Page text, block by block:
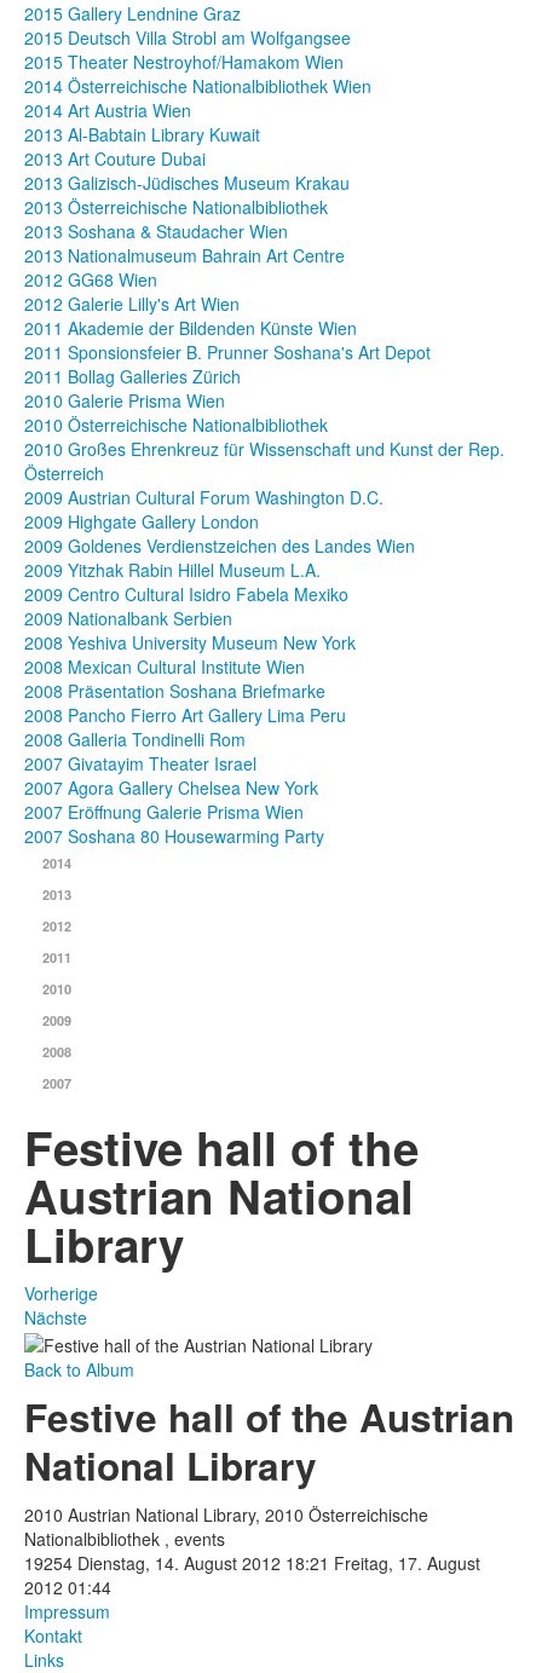
2015 Gallery Lendnine Graz
2015 Deutsch Villa Strobl am Wolfgangsee
2015 Theater Nestroyhof/Hamakom Wien
2014 Österreichische Nationalbibliothek Wien
2014 Art Austria Wien
2013 Al-Babtain Library Kuwait
2013 Art Couture Dubai
2013 Galizisch-Jüdisches Museum Krakau
2013 Österreichische Nationalbibliothek
2013 Soshana & Staudacher Wien
2013 Nationalmuseum Bahrain Art Centre
2012 GG68 Wien
2012 Galerie Lilly's Art Wien
2011 Akademie der Bildenden Künste Wien
2011 Sponsionsfeier B. Prunner Soshana's Art Depot
2011 Bollag Galleries Zürich
2010 Galerie Prisma Wien
2010 Österreichische Nationalbibliothek
2010 Großes Ehrenkreuz für Wissenschaft und Kunst der Rep.
Österreich
2009 Austrian Cultural Forum Washington D.C.
2009 Highgate Gallery London
2009 Goldenes Verdienstzeichen des Landes Wien
2009 Yitzhak Rabin Hillel Museum L.A.
2009 Centro Cultural Isidro Fabela Mexiko
2009 Nationalbank Serbien
2008 Yeshiva University Museum New York
2008 Mexican Cultural Institute Wien
2008 Präsentation Soshana Briefmarke
2008 Pancho Fierro Art Gallery Lima Peru
2008 Galleria Tondinelli Rom
2007 Givatayim Theater Israel
2007 Agora Gallery Chelsea New York
2007 Eröffnung Galerie Prisma Wien
2007 Soshana 80 Housewarming Party
2014
2013
2012
2011
2010
2009
2008
2007
Festive hall of the
Austrian National
Library
Vorherige
Nächste
Back to Album
Festive hall of the Austrian
National Library
2010 Austrian National Library, 2010 Österreichische
Nationalbibliothek , events
19254 Dienstag, 14. August 2012 18:21 Freitag, 17. August
2012 01:44
Impressum
Kontakt
Links